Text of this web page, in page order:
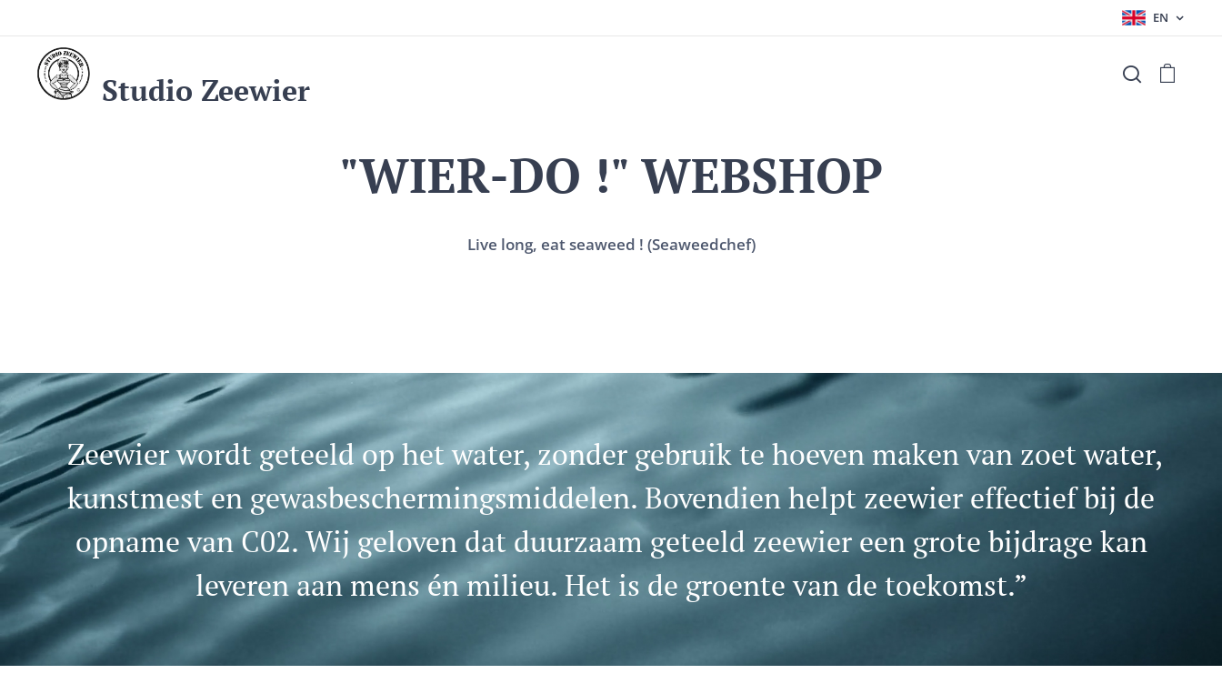
EN
Studio Zeewier
"WIER-DO !" WEBSHOP
Live long, eat seaweed ! (Seaweedchef)
Zeewier wordt geteeld op het water, zonder gebruik te hoeven maken van zoet water,
kunstmest en gewasbeschermingsmiddelen. Bovendien helpt zeewier effectief bij de
opname van C02. Wij geloven dat duurzaam geteeld zeewier een grote bijdrage kan
leveren aan mens én milieu. Het is de groente van de toekomst.”